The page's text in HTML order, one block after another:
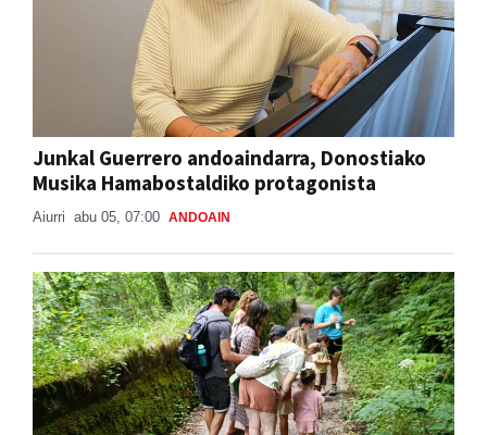
Junkal Guerrero andoaindarra, Donostiako
Musika Hamabostaldiko protagonista
Aiurri abu 05, 07:00 ANDOAIN